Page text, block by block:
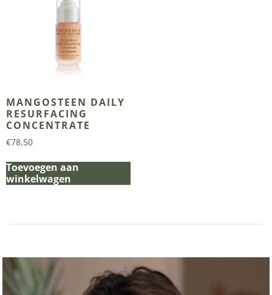
MANGOSTEEN DAILY
RESURFACING
CONCENTRATE
€78,50
Toevoegen aan
winkelwagen